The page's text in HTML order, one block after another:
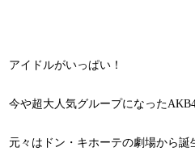
アイドルがいっぱい！
今や超大人気グループになった
元々はドン・キホーテの劇場から誕